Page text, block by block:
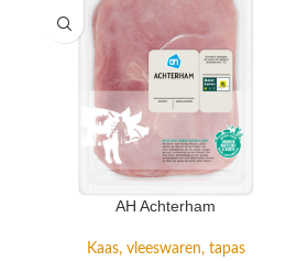
AH Achterham
Kaas, vleeswaren, tapas